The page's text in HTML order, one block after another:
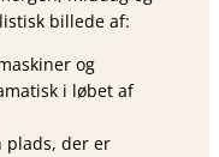
billede af:
og
i løbet af
plads, der er